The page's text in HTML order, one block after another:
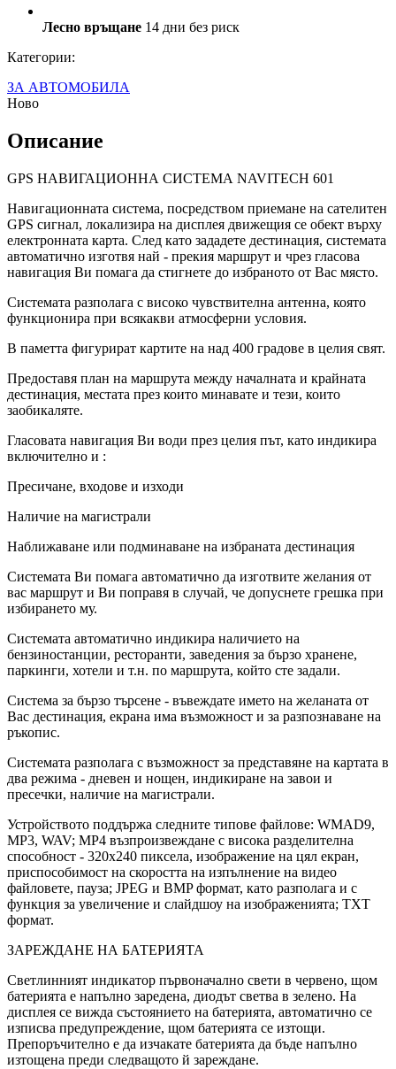
Лесно връщане 14 дни без риск
Категории:
ЗА АВТОМОБИЛА
Ново
Описание
GPS НАВИГАЦИОННА СИСТЕМА NAVITECH 601
Навигационната система, посредством приемане на сателитен
GPS сигнал, локализира на дисплея движещия се обект върху
електронната карта. След като зададете дестинация, системата
автоматично изготвя най - прекия маршрут и чрез гласова
навигация Ви помага да стигнете до избраното от Вас място.
Системата разполага с високо чувствителна антенна, която
функционира при всякакви атмосферни условия.
В паметта фигурират картите на над 400 градове в целия свят.
Предоставя план на маршрута между началната и крайната
дестинация, местата през които минавате и тези, които
заобикаляте.
Гласовата навигация Ви води през целия път, като индикира
включително и :
Пресичане, входове и изходи
Наличие на магистрали
Наближаване или подминаване на избраната дестинация
Системата Ви помага автоматично да изготвите желания от
вас маршрут и Ви поправя в случай, че допуснете грешка при
избирането му.
Системата автоматично индикира наличието на
бензиностанции, ресторанти, заведения за бързо хранене,
паркинги, хотели и т.н. по маршрута, който сте задали.
Система за бързо търсене - въвеждате името на желаната от
Вас дестинация, екрана има възможност и за разпознаване на
ръкопис.
Системата разполага с възможност за представяне на картата в
два режима - дневен и нощен, индикиране на завои и
пресечки, наличие на магистрали.
Устройството поддържа следните типове файлове: WMAD9,
MP3, WAV; MP4 възпроизвеждане с висока разделителна
способност - 320x240 пиксела, изображение на цял екран,
приспособимост на скоростта на изпълнение на видео
файловете, пауза; JPEG и BMP формат, като разполага и с
функция за увеличение и слайдшоу на изображенията; TXT
формат.
ЗАРЕЖДАНЕ НА БАТЕРИЯТА
Светлинният индикатор първоначално свети в червено, щом
батерията е напълно заредена, диодът светва в зелено. На
дисплея се вижда състоянието на батерията, автоматично се
изписва предупреждение, щом батерията се изтощи.
Препоръчително е да изчакате батерията да бъде напълно
изтощена преди следващото й зареждане.